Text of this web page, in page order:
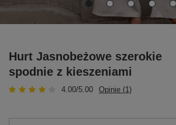
Hurt Jasnobeżowe szerokie
spodnie z kieszeniami
4.00/5.00 Opinie (1)